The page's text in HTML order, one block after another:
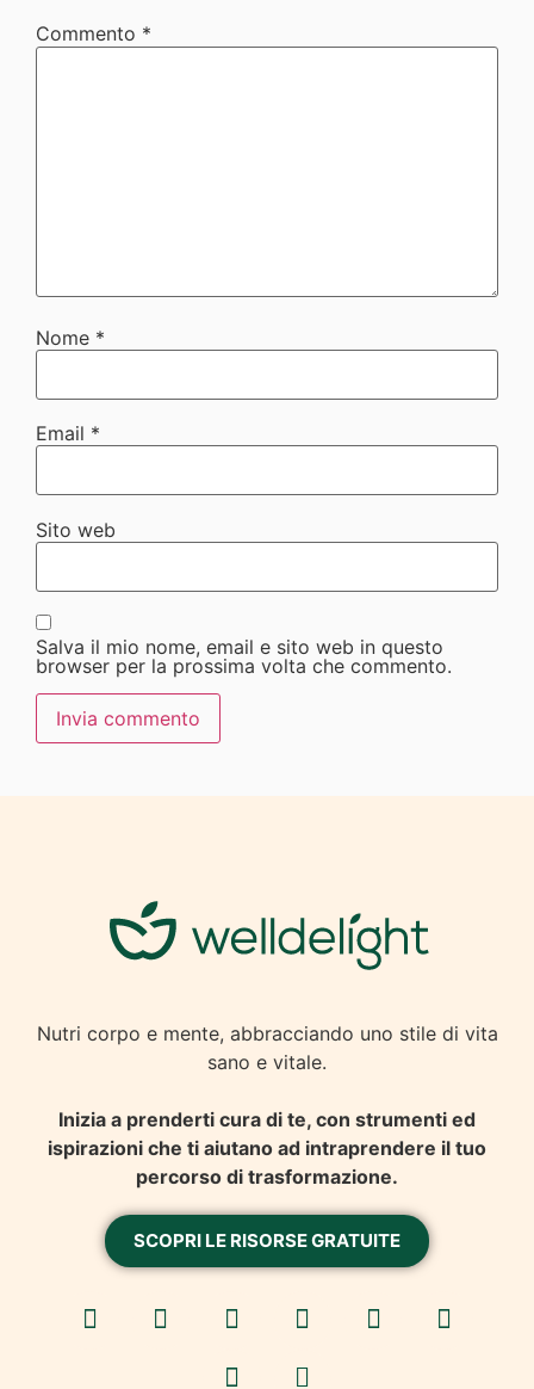
Commento *
Nome *
Email *
Sito web
Salva il mio nome, email e sito web in questo
browser per la prossima volta che commento.
Nutri corpo e mente, abbracciando uno stile di vita
sano e vitale.
Inizia a prenderti cura di te, con strumenti ed
ispirazioni che ti aiutano ad intraprendere il tuo
percorso di trasformazione.
SCOPRI LE RISORSE GRATUITE